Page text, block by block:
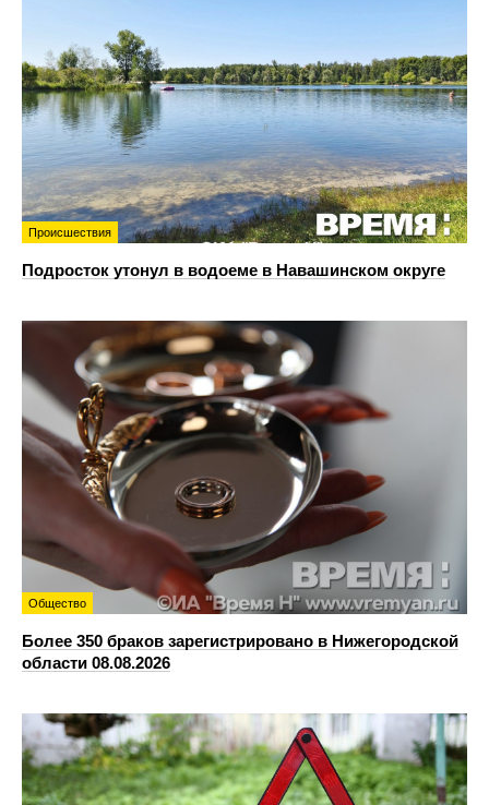
Происшествия
Подросток утонул в водоеме в Навашинском округе
Общество
Более 350 браков зарегистрировано в Нижегородской
области 08.08.2026